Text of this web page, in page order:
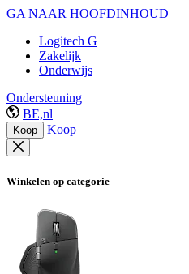
GA NAAR HOOFDINHOUD
Logitech G
Zakelijk
Onderwijs
Ondersteuning
BE,nl
Koop Koop
Winkelen op categorie